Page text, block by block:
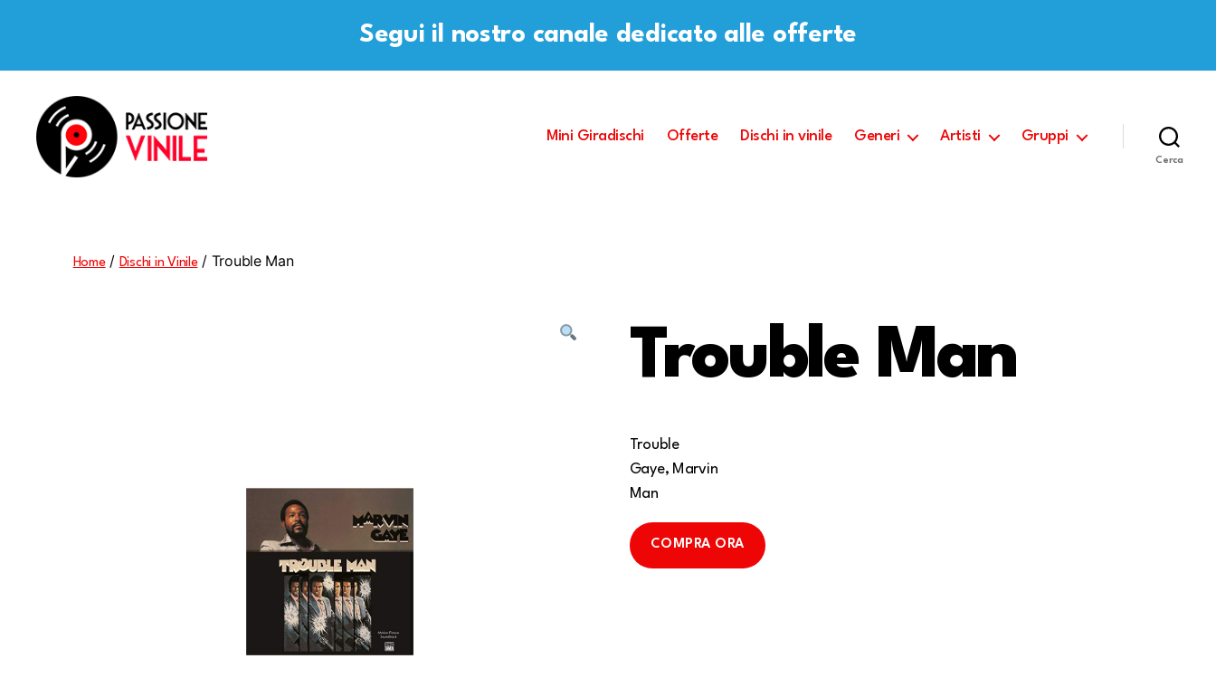
Segui il nostro canale dedicato alle offerte
Mini Giradischi Offerte Dischi in vinile Generi Artisti Gruppi
Cerca
Home/ Dischi in Vinile/ Trouble Man
Trouble Man
Trouble
Gaye, Marvin
Man
COMPRA ORA